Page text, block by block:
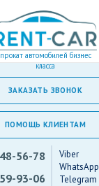
прокат автомобилей бизнес
класса
56-78
93-06
Viber
WhatsApp
Telegram
ЗАКАЗАТЬ ЗВОНОК
ПОМОЩЬ КЛИЕНТАМ